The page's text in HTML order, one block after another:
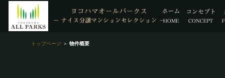
トップページ ＞ 物件概要